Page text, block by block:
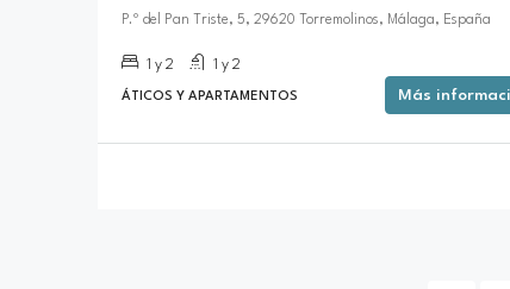
P.º del Pan Triste, 5, 29620 Torremolinos, Málaga, España
1 y 2 1 y 2
ÁTICOS Y APARTAMENTOS Más